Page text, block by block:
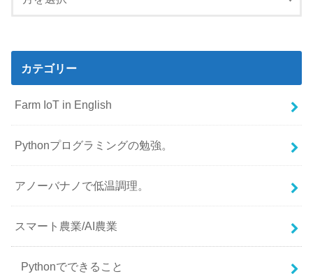
カテゴリー
Farm IoT in English
Pythonプログラミングの勉強。
アノーバナノで低温調理。
スマート農業/AI農業
Pythonでできること